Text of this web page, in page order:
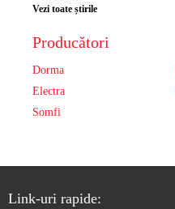
Vezi toate știrile
Producători
Dorma
Electra
Somfi
Link-uri rapide: